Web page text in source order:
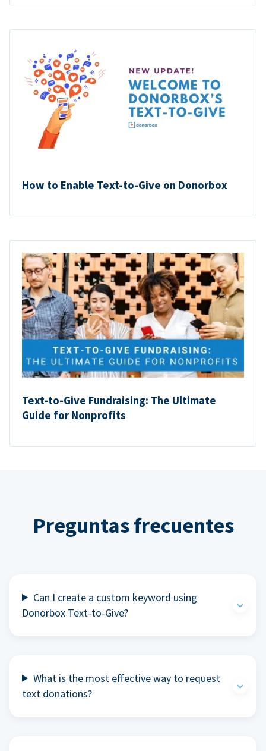
How to Enable Text-to-Give on Donorbox
Text-to-Give Fundraising: The Ultimate
Guide for Nonprofits
Preguntas frecuentes
Can I create a custom keyword using
Donorbox Text-to-Give?
What is the most effective way to request
text donations?